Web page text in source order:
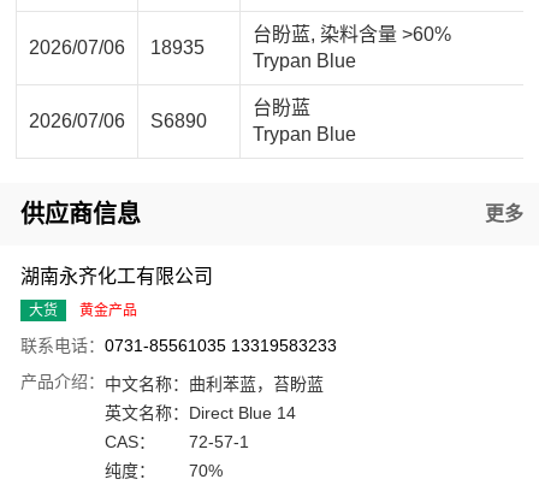
2026/07/06 18935
台盼蓝, 染料含量 >60%
Trypan Blue
2026/07/06 S6890
台盼蓝
Trypan Blue
供应商信息 更多
湖南永齐化工有限公司
大货 黄金产品
联系电话： 0731-85561035 13319583233
产品介绍： 中文名称： 曲利苯蓝，苔盼蓝
英文名称： Direct Blue 14
CAS：
72-57-1
纯度：
70%